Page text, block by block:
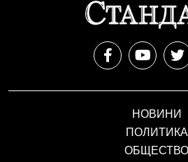
НОВИНИ
ПОЛИТИКА
ОБЩЕСТВО